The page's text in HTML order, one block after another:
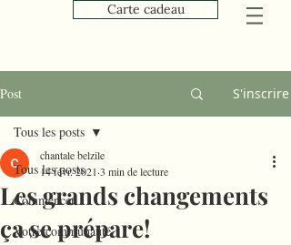
Carte cadeau
Post S'inscrire
Tous les posts
Commencer
Votre communauté
Tous les posts
Les grands changements
ça se prépare!
chantale belzile
14 févr. 2021 3 min de lecture